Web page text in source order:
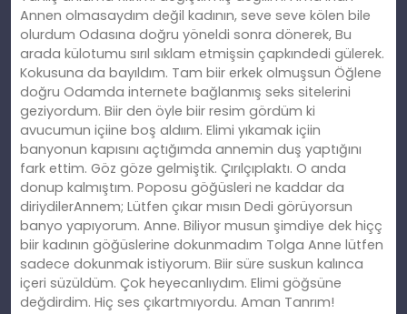
Annen olmasaydım değil kadının, seve seve kölen bile
olurdum Odasına doğru yöneldi sonra dönerek, Bu
arada külotumu sırıl sıklam etmişsin çapkındedi gülerek.
Kokusuna da bayıldım. Tam biir erkek olmuşsun Öğlene
doğru Odamda internete bağlanmış seks sitelerini
geziyordum. Biir den öyle biir resim gördüm ki
avucumun içiine boş aldıım. Elimi yıkamak içiin
banyonun kapısını açtığımda annemin duş yaptığını
fark ettim. Göz göze gelmiştik. Çırılçıplaktı. O anda
donup kalmıştım. Poposu göğüsleri ne kaddar da
diriydilerAnnem; Lütfen çıkar mısın Dedi görüyorsun
banyo yapıyorum. Anne. Biliyor musun şimdiye dek hiçç
biir kadının göğüslerine dokunmadım Tolga Anne lütfen
sadece dokunmak istiyorum. Biir süre suskun kalınca
içeri süzüldüm. Çok heyecanlıydım. Elimi göğsüne
değdirdim. Hiç ses çıkartmıyordu. Aman Tanrım!